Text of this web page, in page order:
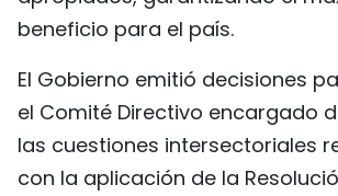
beneficio para el país.
El Gobierno emitió decisiones
el Comité Directivo encargado
las cuestiones intersectoriales
con la aplicación de la